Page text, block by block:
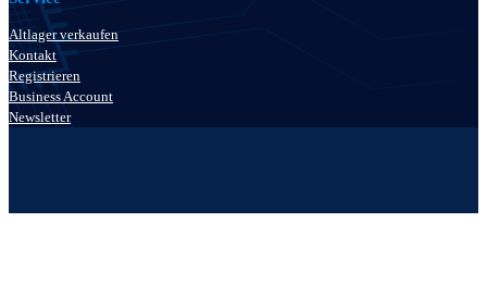
Altlager verkaufen
Kontakt
Registrieren
Business Account
Newsletter